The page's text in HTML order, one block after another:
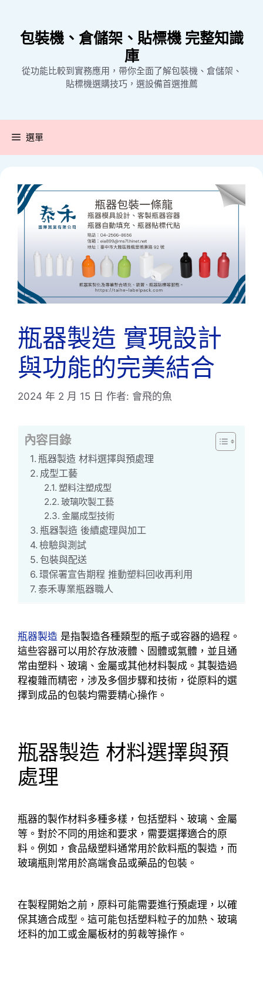
包裝機、倉儲架、貼標機 完整知識
庫
從功能比較到實務應用，帶你全面了解包裝機、倉儲架、
貼標機選購技巧，選設備首選推薦
選單
瓶器製造 實現設計
與功能的完美結合
2024 年 2 月 15 日 作者: 會飛的魚
內容目錄
瓶器製造 材料選擇與預處理
成型工藝
塑料注塑成型
玻璃吹製工藝
金屬成型技術
瓶器製造 後續處理與加工
檢驗與測試
包裝與配送
環保署宣告期程 推動塑料回收再利用
泰禾專業瓶器職人
瓶器製造 是指製造各種類型的瓶子或容器的過程。
這些容器可以用於存放液體、固體或氣體，並且通
常由塑料、玻璃、金屬或其他材料製成。其製造過
程複雜而精密，涉及多個步驟和技術，從原料的選
擇到成品的包裝均需要精心操作。
瓶器製造 材料選擇與預
處理
瓶器的製作材料多種多樣，包括塑料、玻璃、金屬
等。對於不同的用途和要求，需要選擇適合的原
料。例如，食品級塑料通常用於飲料瓶的製造，而
玻璃瓶則常用於高端食品或藥品的包裝。
在製程開始之前，原料可能需要進行預處理，以確
保其適合成型。這可能包括塑料粒子的加熱、玻璃
坯料的加工或金屬板材的剪裁等操作。